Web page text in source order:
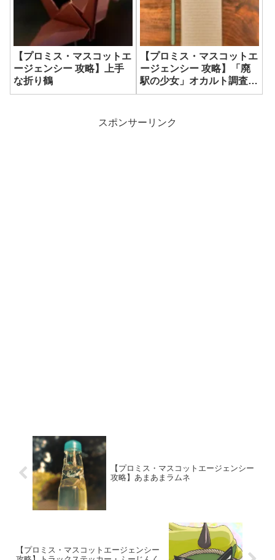
【プロミス・マスコットエ
ージェンシー 攻略】上手
な折り鶴
【プロミス・マスコットエ
ージェンシー 攻略】「廃
駅の少女」オカルト調査メ
モ
スポンサーリンク
【プロミス・マスコットエージェンシー
攻略】あまあまラムネ
【プロミス・マスコットエージェンシー